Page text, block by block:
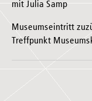
mit Julia Samp
Museumseintritt
Treffpunkt